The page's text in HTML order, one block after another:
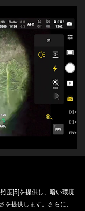
度[5]を提供し、暗い環境
提供します。さらに、